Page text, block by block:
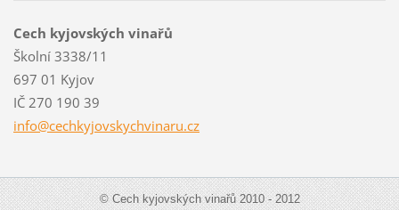
Cech kyjovských vinařů
Školní 3338/11
697 01 Kyjov
IČ 270 190 39
info@cechkyjovskychvinaru.cz
© Cech kyjovských vinařů 2010 - 2012